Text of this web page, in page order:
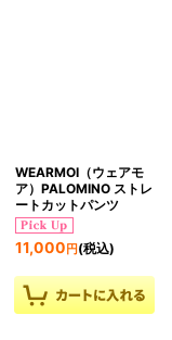
WEARMOI（ウェアモ
ア）PALOMINO ストレ
ートカットパンツ
11,000 円 (税込)